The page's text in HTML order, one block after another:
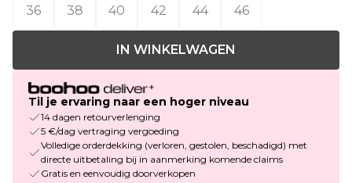
36
38 40 42 44 46
IN WINKELWAGEN
Til je ervaring naar een hoger niveau
14 dagen retourverlenging
5 €/dag vertraging vergoeding
Volledige orderdekking (verloren, gestolen, beschadigd) met
directe uitbetaling bij in aanmerking komende claims
Gratis en eenvoudig doorverkopen